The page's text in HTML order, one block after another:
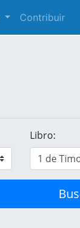
Contribuir
Libro: